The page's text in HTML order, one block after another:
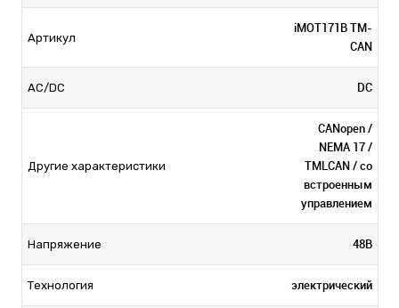
Артикул
iMOT171B TM-
CAN
AC/DC DC
Другие характеристики
CANopen /
NEMA 17 /
TMLCAN / со
встроенным
управлением
Напряжение 48В
Технология электрический